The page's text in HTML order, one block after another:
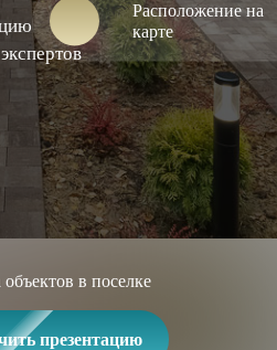
Расположение на
карте
в поселке
презентацию